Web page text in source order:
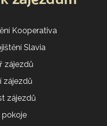
Kooperativa
Slavia
zájezdů
zájezdů
zájezdů
pokoje